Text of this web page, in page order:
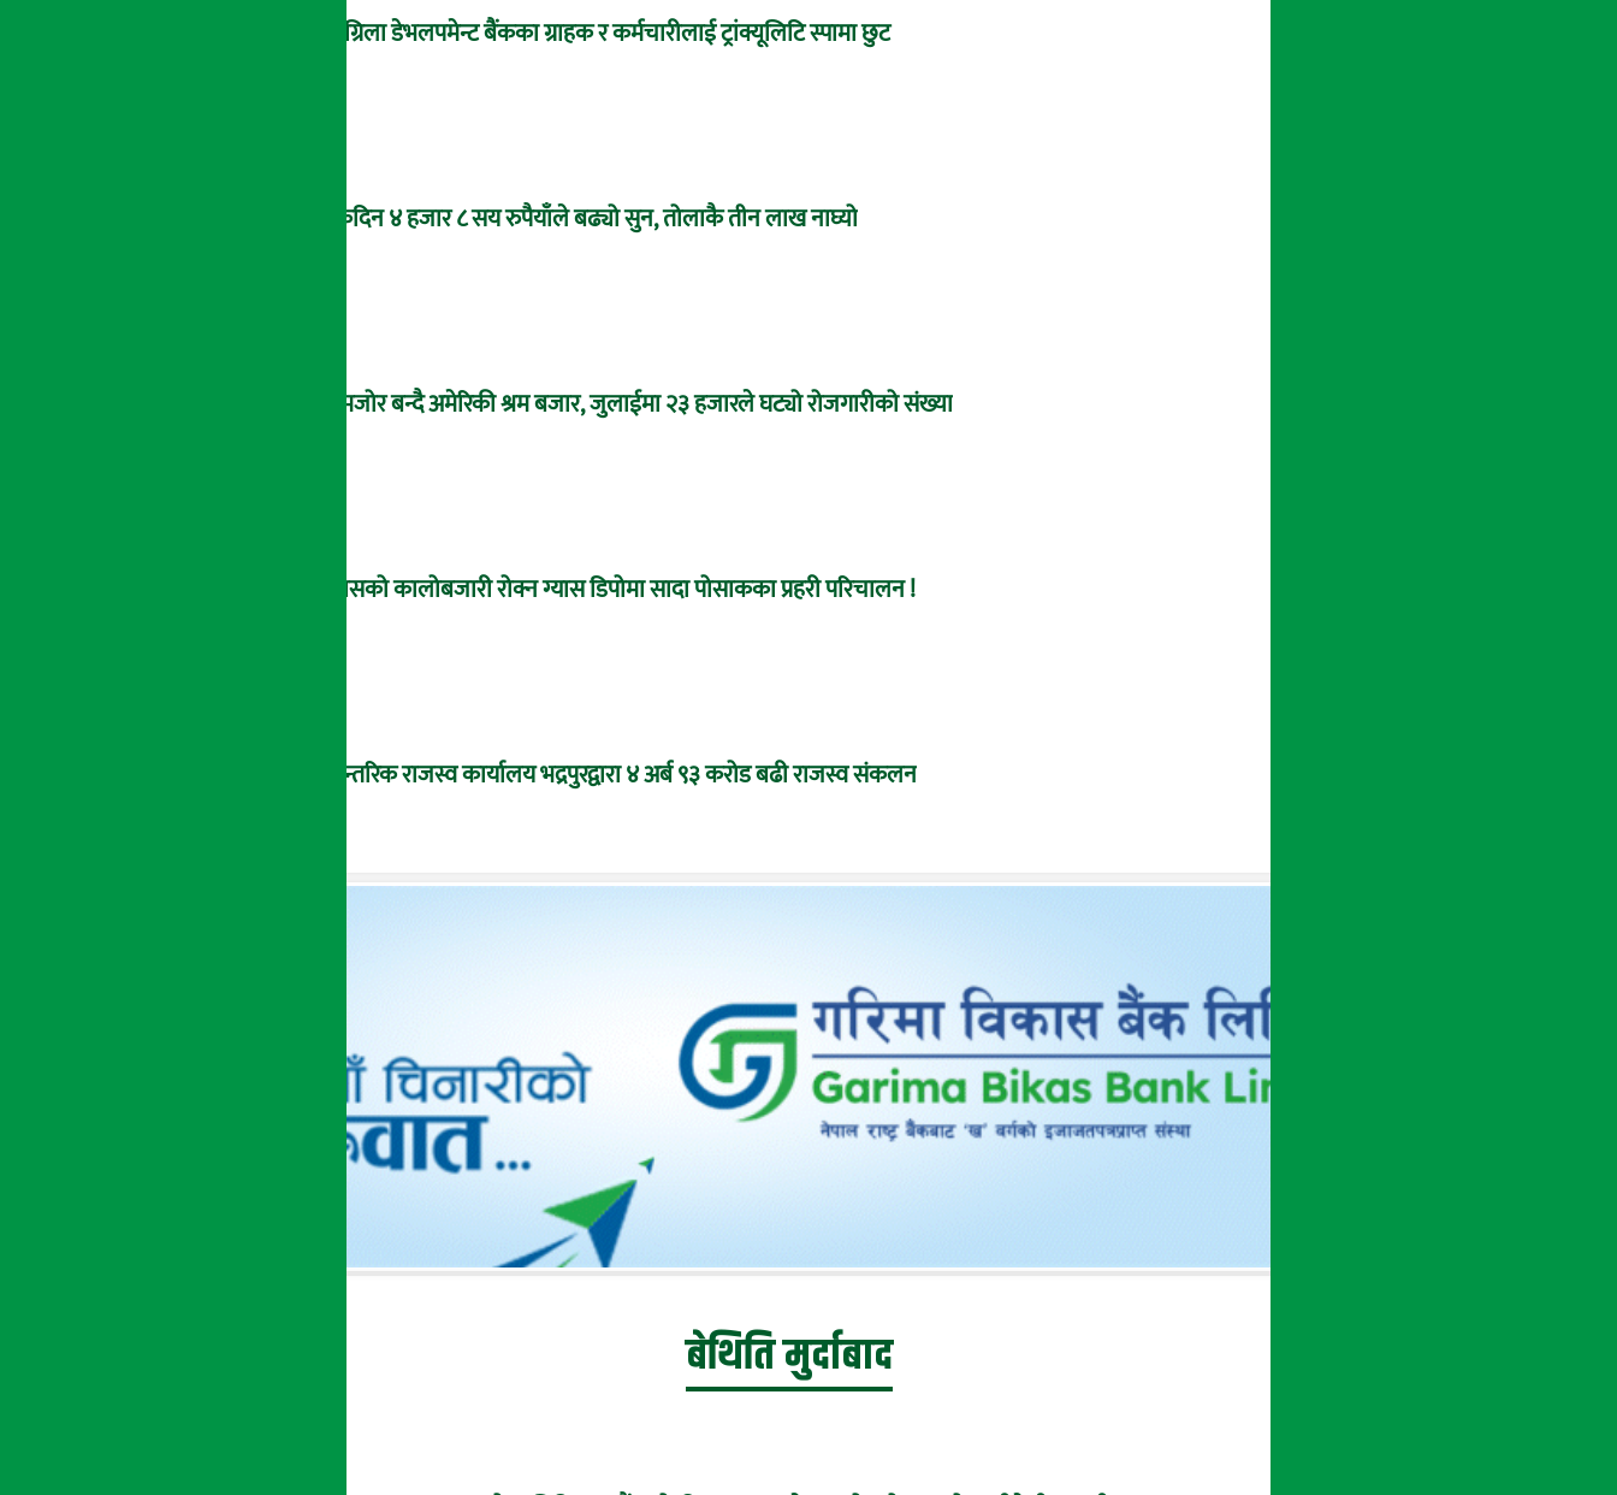
सांग्रिला डेभलपमेन्ट बैंकका ग्राहक र कर्मचारीलाई ट्रांक्यूलिटि स्पामा छुट
एकैदिन ४ हजार ८ सय रुपैयाँले बढ्यो सुन, तोलाकै तीन लाख नाघ्यो
कमजोर बन्दै अमेरिकी श्रम बजार, जुलाईमा २३ हजारले घट्यो रोजगारीको संख्या
ग्यासको कालोबजारी रोक्न ग्यास डिपोमा सादा पोसाकका प्रहरी परिचालन !
आन्तरिक राजस्व कार्यालय भद्रपुरद्वारा ४ अर्ब ९३ करोड बढी राजस्व संकलन
बेथिति मुर्दाबाद